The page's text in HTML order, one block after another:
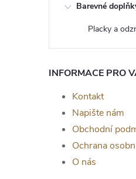
Barevné
Placky a
INFORMACE PRO
Kontakt
Napište nám
Obchodní
Ochrana
O nás
života Nerida -